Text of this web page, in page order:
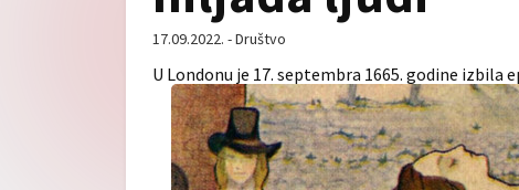
17.09.2022. - Društvo
U Londonu je 17. septembra 1665. godine